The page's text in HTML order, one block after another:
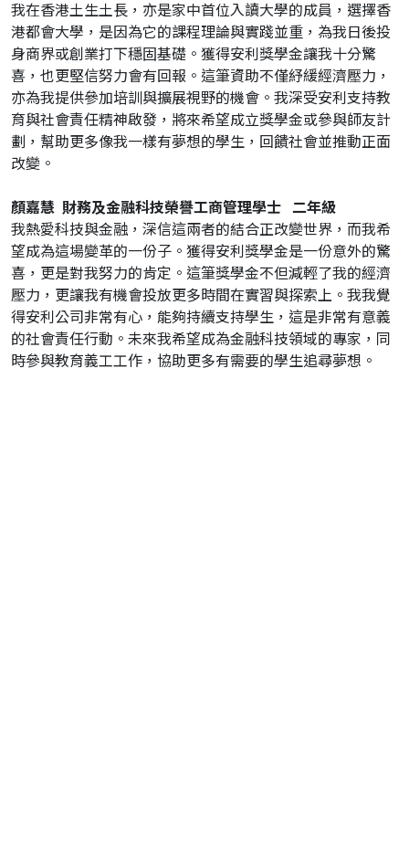
我在香港土生土長，亦是家中首位入讀大學的成員，選擇香
港都會大學，是因為它的課程理論與實踐並重，為我日後投
身商界或創業打下穩固基礎。獲得安利獎學金讓我十分驚
喜，也更堅信努力會有回報。這筆資助不僅紓緩經濟壓力，
亦為我提供參加培訓與擴展視野的機會。我深受安利支持教
育與社會責任精神啟發，將來希望成立獎學金或參與師友計
劃，幫助更多像我一樣有夢想的學生，回饋社會並推動正面
改變。
顏嘉慧 財務及金融科技榮譽工商管理學士 二年級
我熱愛科技與金融，深信這兩者的結合正改變世界，而我希
望成為這場變革的一份子。獲得安利獎學金是一份意外的驚
喜，更是對我努力的肯定。這筆獎學金不但減輕了我的經濟
壓力，更讓我有機會投放更多時間在實習與探索上。我我覺
得安利公司非常有心，能夠持續支持學生，這是非常有意義
的社會責任行動。未來我希望成為金融科技領域的專家，同
時參與教育義工工作，協助更多有需要的學生追尋夢想。